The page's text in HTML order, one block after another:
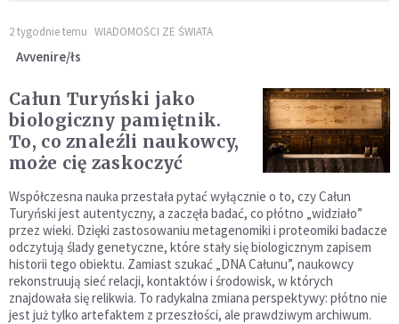
2 tygodnie temu WIADOMOŚCI ZE ŚWIATA
Avvenire/łs
Całun Turyński jako
biologiczny pamiętnik.
To, co znaleźli naukowcy,
może cię zaskoczyć
Współczesna nauka przestała pytać wyłącznie o to, czy Całun
Turyński jest autentyczny, a zaczęła badać, co płótno „widziało”
przez wieki. Dzięki zastosowaniu metagenomiki i proteomiki badacze
odczytują ślady genetyczne, które stały się biologicznym zapisem
historii tego obiektu. Zamiast szukać „DNA Całunu”, naukowcy
rekonstruują sieć relacji, kontaktów i środowisk, w których
znajdowała się relikwia. To radykalna zmiana perspektywy: płótno nie
jest już tylko artefaktem z przeszłości, ale prawdziwym archiwum.